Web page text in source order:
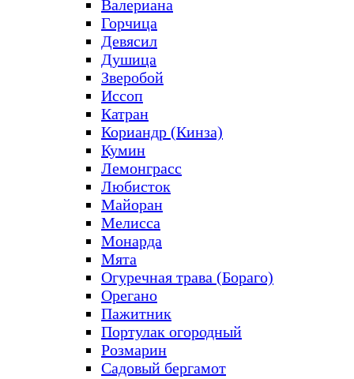
Валериана
Горчица
Девясил
Душица
Зверобой
Иссоп
Катран
Кориандр (Кинза)
Кумин
Лемонграсс
Любисток
Майоран
Мелисса
Монарда
Мята
Огуречная трава (Бораго)
Орегано
Пажитник
Портулак огородный
Розмарин
Садовый бергамот